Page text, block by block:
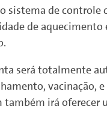
sistema de
de
será totalmente
vacinação,
também irá